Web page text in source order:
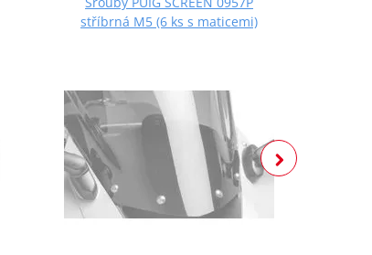
stříbrná M5 (6 ks s maticemi)